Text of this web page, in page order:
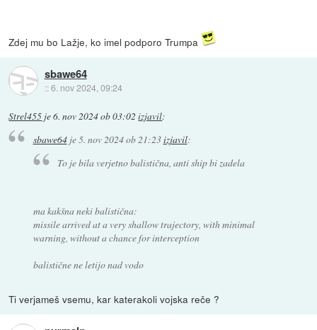
Zdej mu bo Lažje, ko imel podporo Trumpa
sbawe64
::6. nov 2024, 09:24
Strel455 je6. nov 2024 ob 03:02 izjavil:
sbawe64je5. nov 2024 ob 21:23izjavil:
To je bila verjetno balistična, anti ship bi zadela
ma kakšna neki balistična:
missile arrived at a very shallow trajectory, with minimal
warning, without a chance for interception
balistične ne letijo nad vodo
Ti verjameš vsemu, kar katerakoli vojska reče ?